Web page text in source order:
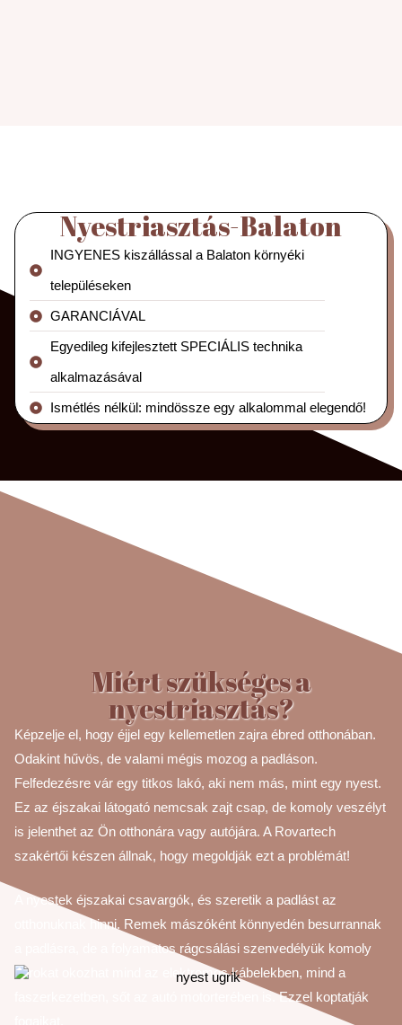
Nyestriasztás-Balaton
INGYENES kiszállással a Balaton környéki
településeken
GARANCIÁVAL
Egyedileg kifejlesztett SPECIÁLIS technika
alkalmazásával
Ismétlés nélkül: mindössze egy alkalommal elegendő!
Miért szükséges a
nyestriasztás?
Képzelje el, hogy éjjel egy kellemetlen zajra ébred otthonában.
Odakint hűvös, de valami mégis mozog a padláson.
Felfedezésre vár egy titkos lakó, aki nem más, mint egy nyest.
Ez az éjszakai látogató nemcsak zajt csap, de komoly veszélyt
is jelenthet az Ön otthonára vagy autójára. A Rovartech
szakértői készen állnak, hogy megoldják ezt a problémát!
A nyestek éjszakai csavargók, és szeretik a padlást az
otthonuknak hinni. Remek mászóként könnyedén besurrannak
a padlásra, de a folyamatos rágcsálási szenvedélyük komoly
károkat okozhat mind az elektromos kábelekben, mind a
faszerkezetben, sőt az autó motorterében is. Ezzel koptatják